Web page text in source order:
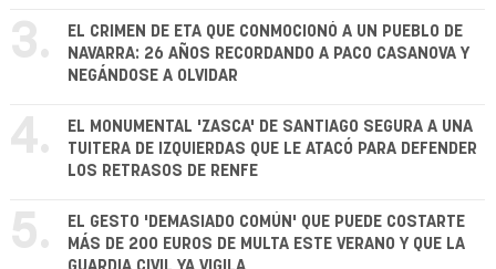
3.
EL CRIMEN DE ETA QUE CONMOCIONÓ A UN PUEBLO DE
NAVARRA: 26 AÑOS RECORDANDO A PACO CASANOVA Y
NEGÁNDOSE A OLVIDAR
4.
EL MONUMENTAL 'ZASCA' DE SANTIAGO SEGURA A UNA
TUITERA DE IZQUIERDAS QUE LE ATACÓ PARA DEFENDER
LOS RETRASOS DE RENFE
5.
EL GESTO 'DEMASIADO COMÚN' QUE PUEDE COSTARTE
MÁS DE 200 EUROS DE MULTA ESTE VERANO Y QUE LA